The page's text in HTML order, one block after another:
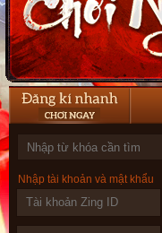
Nhập tài khoản và mật khẩu